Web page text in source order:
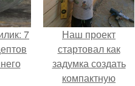
7
Наш проект
стартовал как
задумка создать
компактную